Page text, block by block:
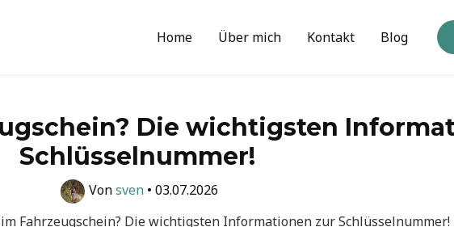
Home Über mich Kontakt Blog
Die wichtigsten
Schlüsselnummer!
Vonsven • 03.07.2026
Fahrzeugschein? Die wichtigsten Informationen zur Schlüsselnummer!